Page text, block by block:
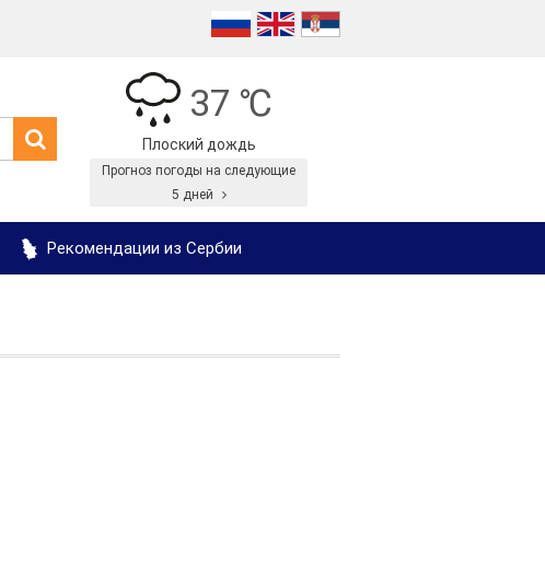
37 ℃
Плоский дождь
Прогноз погоды на следующие
5 дней
Рекомендации из Сербии